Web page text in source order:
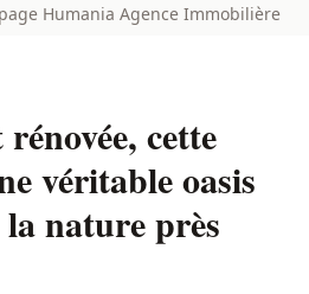
Humania Agence Immobilière
cette
véritable oasis
nature près